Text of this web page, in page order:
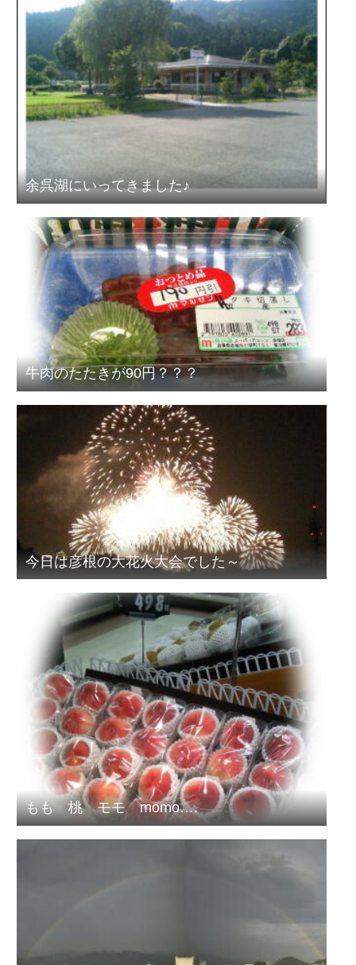
余呉湖にいってきました♪
牛肉のたたきが90円？？？
今日は彦根の大花火大会でした～
もも 桃 モモ momo….